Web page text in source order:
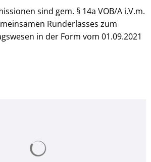
sind gem. § 14a VOB/A i.V.m.
Runderlasses zum
in der Form vom 01.09.2021